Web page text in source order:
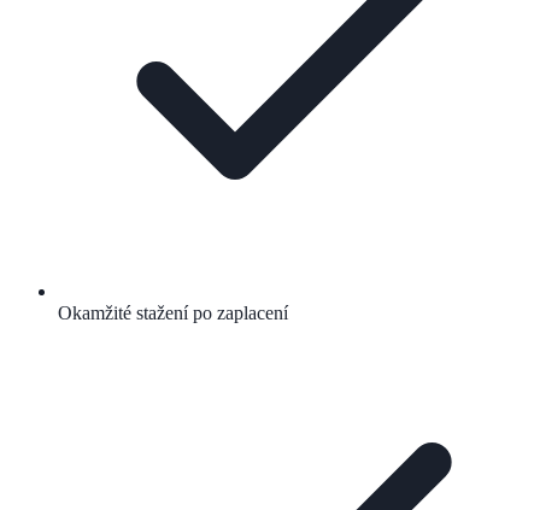
Okamžité stažení po zaplacení